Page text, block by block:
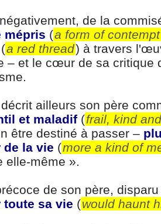
de la
mépris (a form of contempt
(a red thread) à travers
– et le cœur de sa critique
ailleurs son père
et maladif (frail, kind
être destiné à passer –
de la vie (more a kind of
elle-même ».
de son père,
toute sa vie (would haunt